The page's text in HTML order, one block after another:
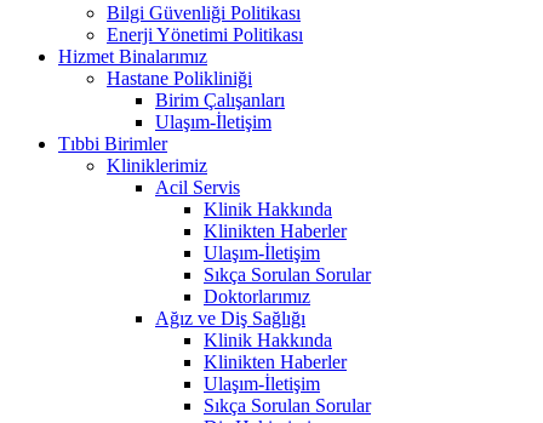
Bilgi Güvenliği Politikası
Enerji Yönetimi Politikası
Hizmet Binalarımız
Hastane Polikliniği
Birim Çalışanları
Ulaşım-İletişim
Tıbbi Birimler
Kliniklerimiz
Acil Servis
Klinik Hakkında
Klinikten Haberler
Ulaşım-İletişim
Sıkça Sorulan Sorular
Doktorlarımız
Ağız ve Diş Sağlığı
Klinik Hakkında
Klinikten Haberler
Ulaşım-İletişim
Sıkça Sorulan Sorular